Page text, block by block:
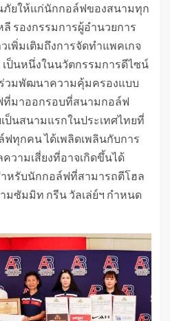
ยให้แก่นักกอล์ฟของสนามทุก
รองกรรมการผู้อำนวยการ
เพิ่มเติมถึงการจัดทำแพคเกจ
ป็นหนึ่งในนวัตกรรมการดีไซน์
วมพัฒนาความคุ้มครองแบบ
มาออกรอบที่สนามกอล์ฟ
ป็นสนามแรกในประเทศไทยที่
ทุกคน ได้เพลิดเพลินกับการ
วามเสี่ยงที่อาจเกิดขึ้นได้
หรับนักกอล์ฟที่สามารถตีโฮล
มซัมมิท กรีน วัลเล่ย์ฯ กำหนด